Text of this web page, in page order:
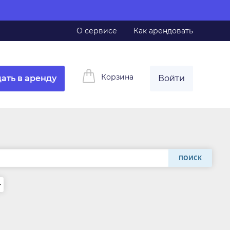
О сервисе Как арендовать
в аренду Корзина Войти
ПОИСК